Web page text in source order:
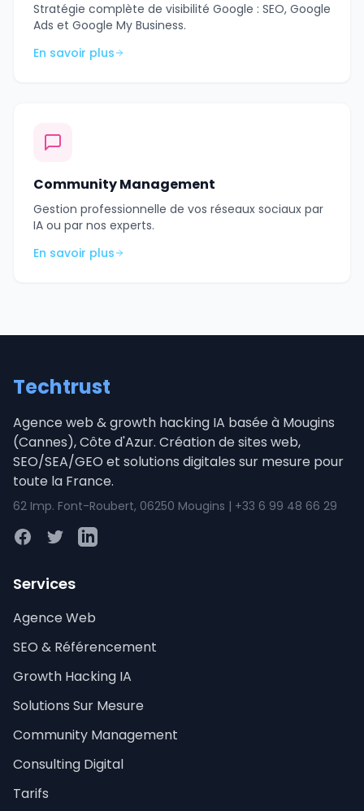
Stratégie complète de visibilité Google : SEO, Google
Ads et Google My Business.
En savoir plus
Community Management
Gestion professionnelle de vos réseaux sociaux par
IA ou par nos experts.
En savoir plus
Techtrust
Agence web & growth hacking IA basée à Mougins
(Cannes), Côte d'Azur. Création de sites web,
SEO/SEA/GEO et solutions digitales sur mesure pour
toute la France.
62 Imp. Font-Roubert, 06250 Mougins | +33 6 99 48 66 29
FacebookTwitterLinkedIn
Services
Agence Web
SEO & Référencement
Growth Hacking IA
Solutions Sur Mesure
Community Management
Consulting Digital
Tarifs